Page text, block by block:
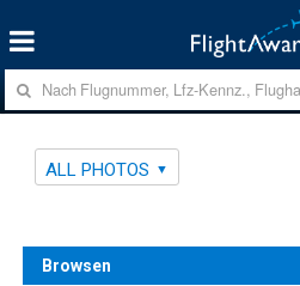
ALL PHOTOS
Browsen